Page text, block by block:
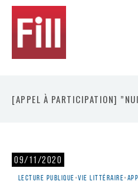
[APPEL À PARTICIPATION]
09/11/2020
Lecture publique •Vie littéraire•